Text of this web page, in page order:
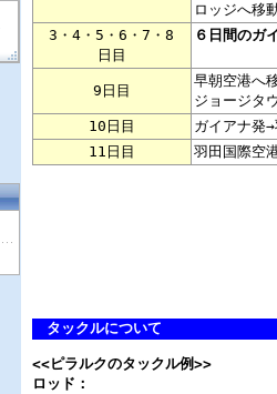
ロッジへ移
3・4・5・6・7・8
日目
６日間のガ
9日目
早朝空港へ
ジョージタ
10日目
ガイアナ発
11日目
羽田国際空
タックルについて
<<ピラルクのタックル例>>
ロッド：